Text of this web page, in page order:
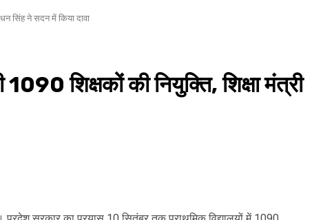
सिंह ने सदन में किया दावा
शिक्षकों की नियुक्ति, शिक्षा मंत्री